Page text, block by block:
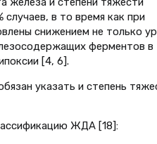
в то время как при
снижением не только
ферментов в
[4, 6].
указать и степень
ЖДА [18]: